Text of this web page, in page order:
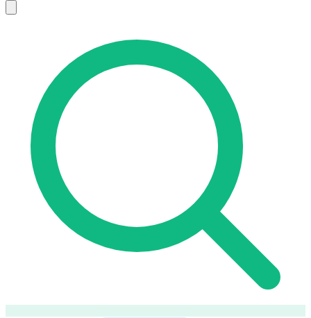
Consulenza SEO Studio Collegamenti Audit SEO
Consulenza SEO
Come funziona
Lingua
🇪🇸 ES
🇬🇧 EN
Accedi